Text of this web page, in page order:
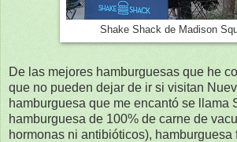
Shake Shack de Madison
De las mejores hamburguesas que he
que no pueden dejar de ir si visitan
hamburguesa que me encantó se llama
hamburguesa de 100% de carne de
hormonas ni antibióticos), hamburguesa